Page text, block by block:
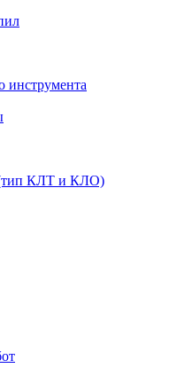
инструмента
(тип КЛТ и КЛО)